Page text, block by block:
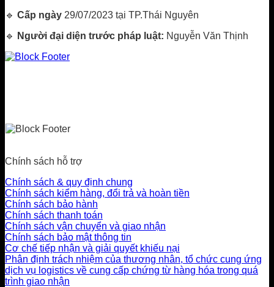
🔹 Cấp ngày 29/07/2023 tại TP.Thái Nguyên
🔹
Người đại diện trước pháp luật: Nguyễn Văn Thịnh
Chính sách hỗ trợ
Chính sách & quy định chung
Chính sách kiểm hàng, đổi trả và hoàn tiền
Chính sách bảo hành
Chính sách thanh toán
Chính sách vận chuyển và giao nhận
Chính sách bảo mật thông tin
Cơ chế tiếp nhận và giải quyết khiếu nại
Phân định trách nhiệm của thương nhân, tổ chức cung ứng
dịch vụ logistics về cung cấp chứng từ hàng hóa trong quá
trình giao nhận